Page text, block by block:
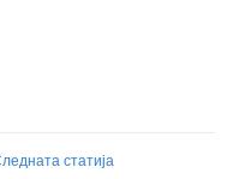
статија